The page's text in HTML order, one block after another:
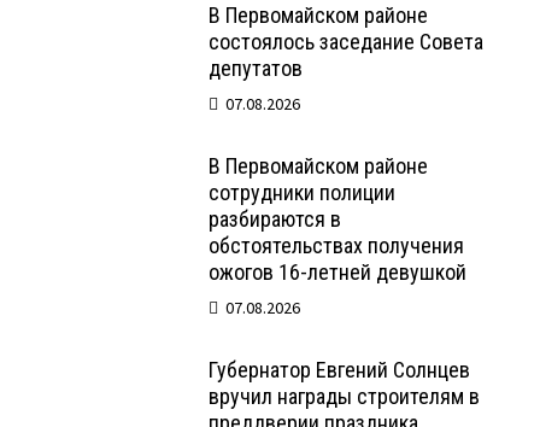
В Первомайском районе
состоялось заседание Совета
депутатов
07.08.2026
В Первомайском районе
сотрудники полиции
разбираются в
обстоятельствах получения
ожогов 16-летней девушкой
07.08.2026
Губернатор Евгений Солнцев
вручил награды строителям в